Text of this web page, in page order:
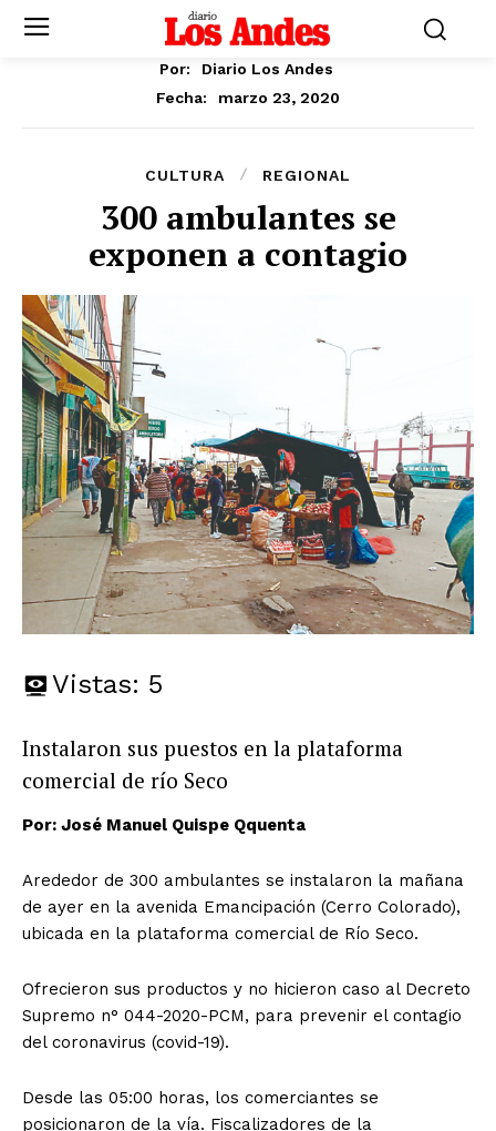
Por:
Diario Los Andes
Fecha:
marzo 23, 2020
CULTURA REGIONAL
300 ambulantes se
exponen a contagio
Vistas: 5
Instalaron sus puestos en la plataforma
comercial de río Seco
Por: José Manuel Quispe Qquenta
Arededor de 300 ambulantes se instalaron la mañana
de ayer en la avenida Emancipación (Cerro Colorado),
ubicada en la plataforma comercial de Río Seco.
Ofrecieron sus productos y no hicieron caso al Decreto
Supremo n° 044-2020-PCM, para prevenir el contagio
del coronavirus (covid-19).
Desde las 05:00 horas, los comerciantes se
posicionaron de la vía. Fiscalizadores de la